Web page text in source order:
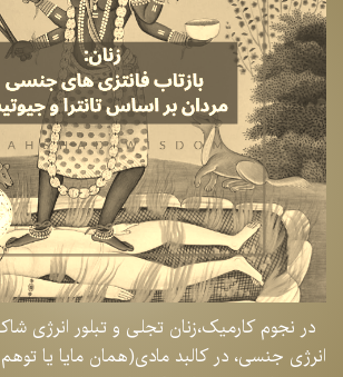
در نجوم کارمیک،زنان تجلی و تبلور انرژی
انرژی جنسی، در کالبد مادی(همان مایا یا